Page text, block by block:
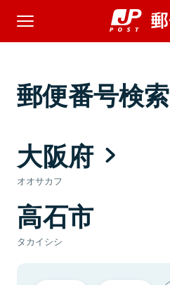
郵便番号検索
大阪府
オオサカフ
高石市
タカイシシ